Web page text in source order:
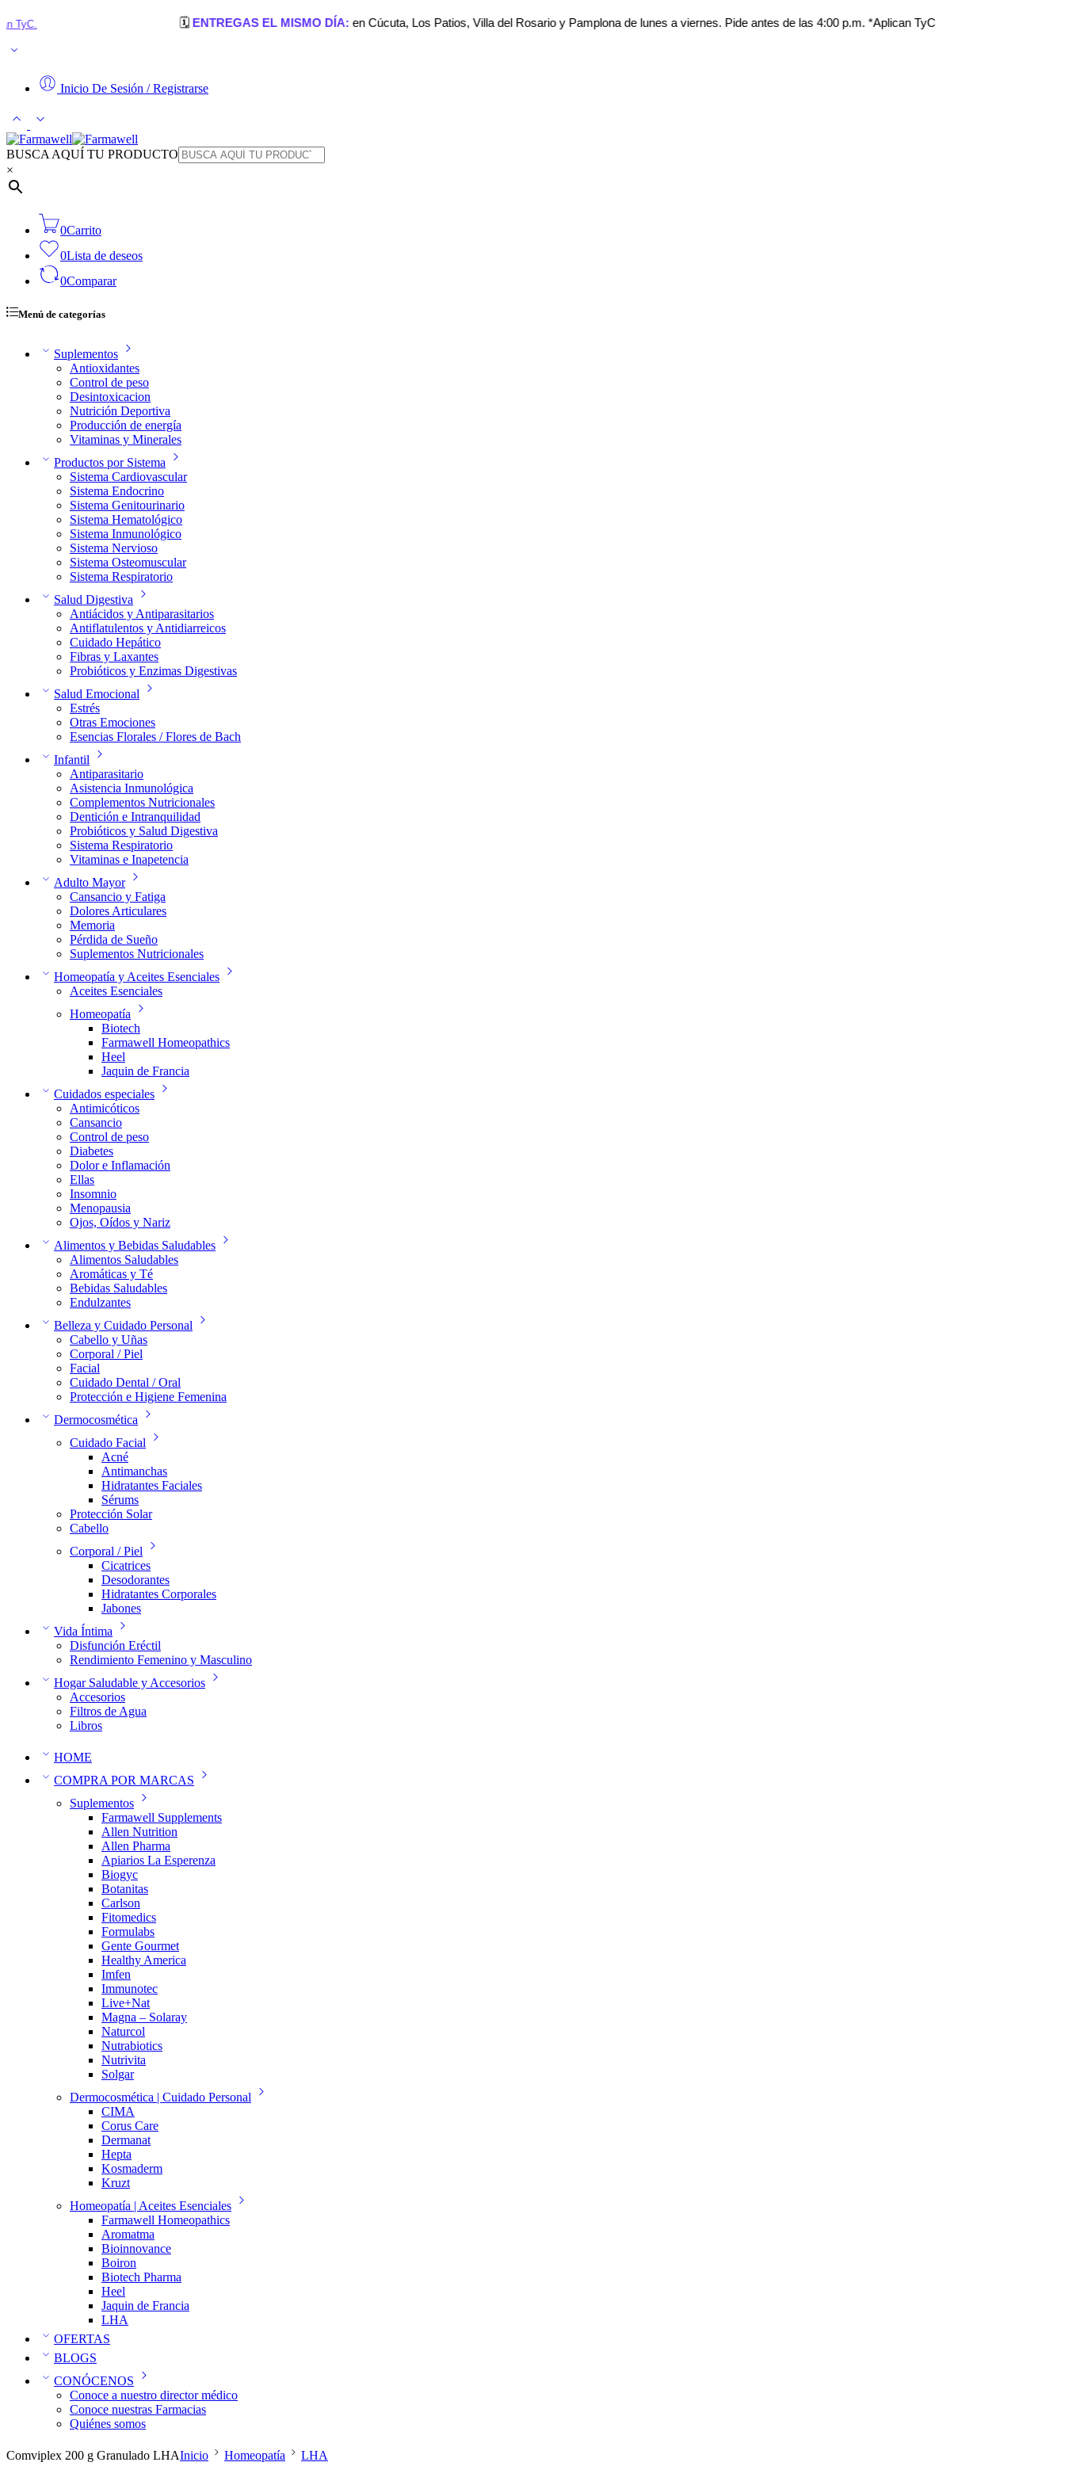
ENTREGAS EL MISMO DÍA:en Cúcuta, Los Patios, Villa del Rosario y Pamplona de lunes a viernes. Pide antes de las 4:00 p.m. *Aplican TyC
Inicio De Sesión / Registrarse
BUSCA AQUÍ TU PRODUCTO
×
0Carrito
0Lista de deseos
0Comparar
Menú de categorías
Suplementos
Antioxidantes
Control de peso
Desintoxicacion
Nutrición Deportiva
Producción de energía
Vitaminas y Minerales
Productos por Sistema
Sistema Cardiovascular
Sistema Endocrino
Sistema Genitourinario
Sistema Hematológico
Sistema Inmunológico
Sistema Nervioso
Sistema Osteomuscular
Sistema Respiratorio
Salud Digestiva
Antiácidos y Antiparasitarios
Antiflatulentos y Antidiarreicos
Cuidado Hepático
Fibras y Laxantes
Probióticos y Enzimas Digestivas
Salud Emocional
Estrés
Otras Emociones
Esencias Florales / Flores de Bach
Infantil
Antiparasitario
Asistencia Inmunológica
Complementos Nutricionales
Dentición e Intranquilidad
Probióticos y Salud Digestiva
Sistema Respiratorio
Vitaminas e Inapetencia
Adulto Mayor
Cansancio y Fatiga
Dolores Articulares
Memoria
Pérdida de Sueño
Suplementos Nutricionales
Homeopatía y Aceites Esenciales
Aceites Esenciales
Homeopatía
Biotech
Farmawell Homeopathics
Heel
Jaquin de Francia
Cuidados especiales
Antimicóticos
Cansancio
Control de peso
Diabetes
Dolor e Inflamación
Ellas
Insomnio
Menopausia
Ojos, Oídos y Nariz
Alimentos y Bebidas Saludables
Alimentos Saludables
Aromáticas y Té
Bebidas Saludables
Endulzantes
Belleza y Cuidado Personal
Cabello y Uñas
Corporal / Piel
Facial
Cuidado Dental / Oral
Protección e Higiene Femenina
Dermocosmética
Cuidado Facial
Acné
Antimanchas
Hidratantes Faciales
Sérums
Protección Solar
Cabello
Corporal / Piel
Cicatrices
Desodorantes
Hidratantes Corporales
Jabones
Vida Íntima
Disfunción Eréctil
Rendimiento Femenino y Masculino
Hogar Saludable y Accesorios
Accesorios
Filtros de Agua
Libros
HOME
COMPRA POR MARCAS
Suplementos
Farmawell Supplements
Allen Nutrition
Allen Pharma
Apiarios La Esperenza
Biogyc
Botanitas
Carlson
Fitomedics
Formulabs
Gente Gourmet
Healthy America
Imfen
Immunotec
Live+Nat
Magna – Solaray
Naturcol
Nutrabiotics
Nutrivita
Solgar
Dermocosmética | Cuidado Personal
CIMA
Corus Care
Dermanat
Hepta
Kosmaderm
Kruzt
Homeopatía | Aceites Esenciales
Farmawell Homeopathics
Aromatma
Bioinnovance
Boiron
Biotech Pharma
Heel
Jaquin de Francia
LHA
OFERTAS
BLOGS
CONÓCENOS
Conoce a nuestro director médico
Conoce nuestras Farmacias
Quiénes somos
Comviplex 200 g Granulado LHAInicio Homeopatía LHA